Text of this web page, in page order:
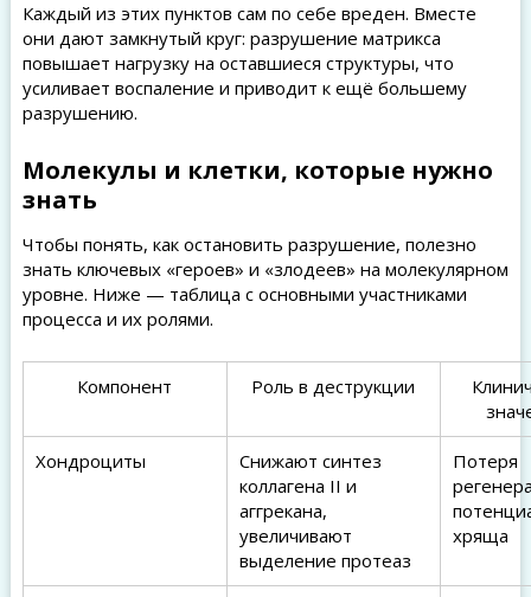
Каждый из этих пунктов сам по себе вреден. Вместе
они дают замкнутый круг: разрушение матрикса
повышает нагрузку на оставшиеся структуры, что
усиливает воспаление и приводит к ещё большему
разрушению.
Молекулы и клетки, которые нужно
знать
Чтобы понять, как остановить разрушение, полезно
знать ключевых «героев» и «злодеев» на молекулярном
уровне. Ниже — таблица с основными участниками
процесса и их ролями.
Компонент Роль в деструкции
Хондроциты
Снижают синтез
коллагена II и
аггрекана,
увеличивают
выделение протеаз
Потеря
хряща